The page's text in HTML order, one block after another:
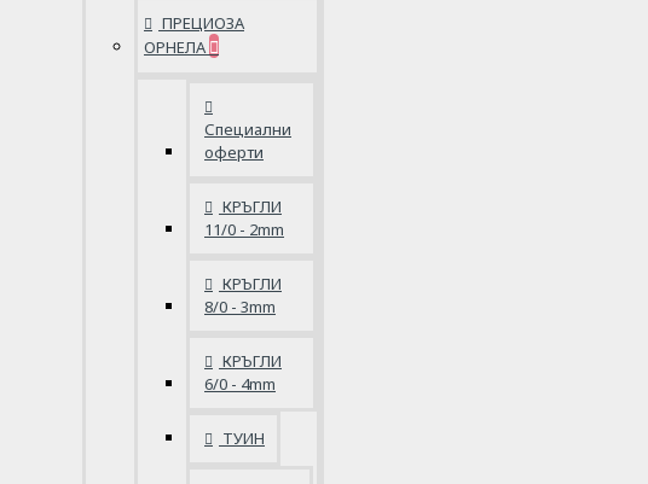
ПРЕЦИОЗА
ОРНЕЛА
Специални
оферти
КРЪГЛИ
11/0 - 2mm
КРЪГЛИ
8/0 - 3mm
КРЪГЛИ
6/0 - 4mm
ТУИН